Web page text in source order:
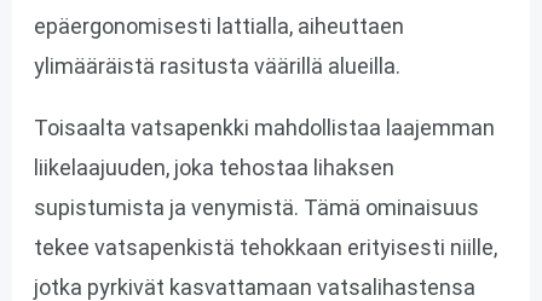
epäergonomisesti lattialla, aiheuttaen
ylimääräistä rasitusta väärillä alueilla.
Toisaalta vatsapenkki mahdollistaa laajemman
liikelaajuuden, joka tehostaa lihaksen
supistumista ja venymistä. Tämä ominaisuus
tekee vatsapenkistä tehokkaan erityisesti niille,
jotka pyrkivät kasvattamaan vatsalihastensa